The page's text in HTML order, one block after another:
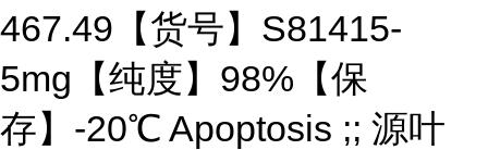
467.49【货号】S81415-
5mg【纯度】98%【保
存】-20℃ Apoptosis ;; 源叶